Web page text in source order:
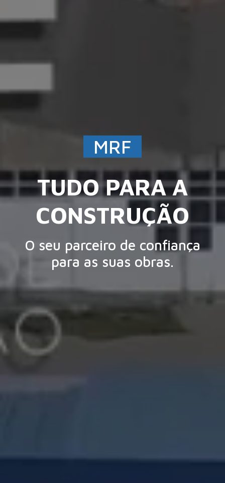
MRF
UMA EQUIPA DE
CONFIANÇA
Para o aconselhar e ajudar.